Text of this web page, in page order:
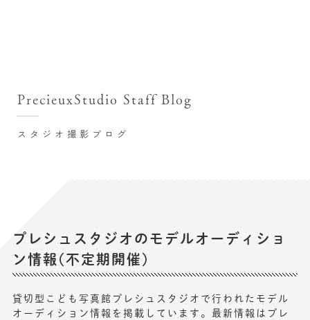
七五三お参り用着物レンタル
お宮参り写真撮影
ハーフバースデー撮影
卒業袴･卒業写真撮影
入園入学･卒園卒業記念撮影
家族写真･記念写真撮影
記念撮影コラム
よくある質問
スタジオ撮影ブログ
PrecieuxStudio Staff Blog
プレシュスタジオのモデルオーディショ
ン情報(不定期開催)
貸切型こども写真館プレシュスタジオで行われたモデル
オーディション情報を掲載しています。最新情報はプレ